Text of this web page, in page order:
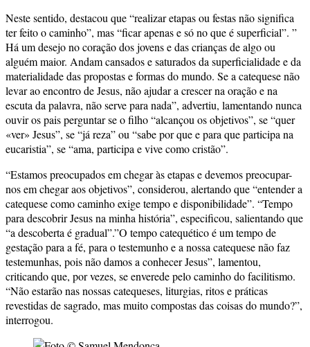
Neste sentido, destacou que “realizar etapas ou festas não significa
ter feito o caminho”, mas “ficar apenas e só no que é superficial”. ”
Há um desejo no coração dos jovens e das crianças de algo ou
alguém maior. Andam cansados e saturados da superficialidade e da
materialidade das propostas e formas do mundo. Se a catequese não
levar ao encontro de Jesus, não ajudar a crescer na oração e na
escuta da palavra, não serve para nada”, advertiu, lamentando nunca
ouvir os pais perguntar se o filho “alcançou os objetivos”, se “quer
«ver» Jesus”, se “já reza” ou “sabe por que e para que participa na
eucaristia”, se “ama, participa e vive como cristão”.
“Estamos preocupados em chegar às etapas e devemos preocupar-
nos em chegar aos objetivos”, considerou, alertando que “entender a
catequese como caminho exige tempo e disponibilidade”. “Tempo
para descobrir Jesus na minha história”, especificou, salientando que
“a descoberta é gradual”.”O tempo catequético é um tempo de
gestação para a fé, para o testemunho e a nossa catequese não faz
testemunhas, pois não damos a conhecer Jesus”, lamentou,
criticando que, por vezes, se enverede pelo caminho do facilitismo.
“Não estarão nas nossas catequeses, liturgias, ritos e práticas
revestidas de sagrado, mas muito compostas das coisas do mundo?”,
interrogou.